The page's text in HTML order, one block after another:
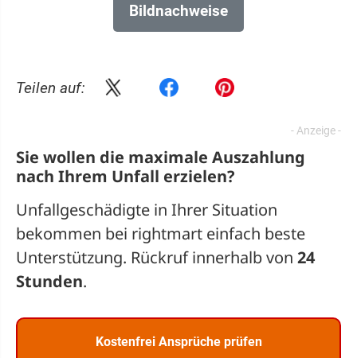
Bildnachweise
Teilen auf:
Sie wollen die maximale Auszahlung
nach Ihrem Unfall erzielen?
Unfallgeschädigte in Ihrer Situation
bekommen bei rightmart einfach beste
Unterstützung. Rückruf innerhalb von 24
Stunden.
Kostenfrei Ansprüche prüfen